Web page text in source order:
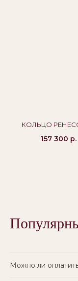
КОЛЬЦО
157 300 р.
Можно ли